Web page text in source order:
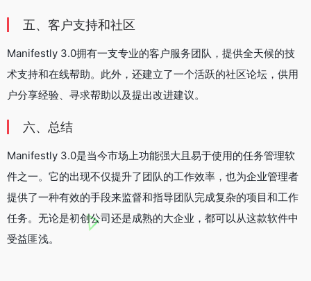
五、客户支持和社区
Manifestly 3.0拥有一支专业的客户服务团队，提供全天候的技
术支持和在线帮助。此外，还建立了一个活跃的社区论坛，供用
户分享经验、寻求帮助以及提出改进建议。
六、总结
Manifestly 3.0是当今市场上功能强大且易于使用的任务管理软
件之一。它的出现不仅提升了团队的工作效率，也为企业管理者
提供了一种有效的手段来监督和指导团队完成复杂的项目和工作
任务。无论是初创公司还是成熟的大企业，都可以从这款软件中
受益匪浅。